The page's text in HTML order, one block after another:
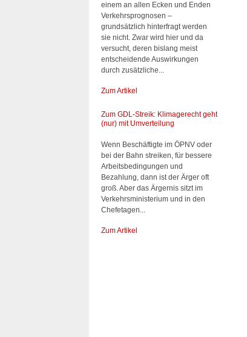
einem an allen Ecken und Enden
Verkehrsprognosen –
grundsätzlich hinterfragt werden
sie nicht. Zwar wird hier und da
versucht, deren bislang meist
entscheidende Auswirkungen
durch zusätzliche...
Zum Artikel
Zum GDL-Streik: Klimagerecht geht
(nur) mit Umverteilung
Wenn Beschäftigte im ÖPNV oder
bei der Bahn streiken, für bessere
Arbeitsbedingungen und
Bezahlung, dann ist der Ärger oft
groß. Aber das Ärgernis sitzt im
Verkehrsministerium und in den
Chefetagen...
Zum Artikel